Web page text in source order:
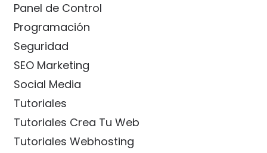
Panel de Control
Programación
Seguridad
SEO Marketing
Social Media
Tutoriales
Tutoriales Crea Tu Web
Tutoriales Webhosting